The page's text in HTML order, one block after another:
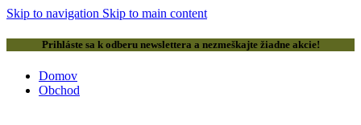
Skip to navigation Skip to main content
Prihláste sa k odberu newslettera a nezmeškajte žiadne akcie!
Domov
Obchod